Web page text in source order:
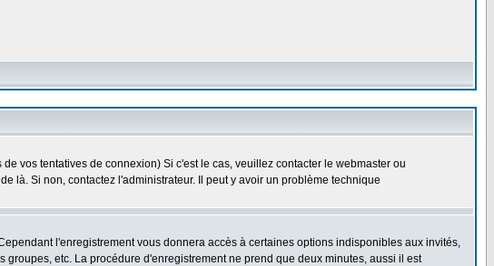
vos tentatives de connexion) Si c'est le cas, veuillez contacter le webmaster ou
là. Si non, contactez l'administrateur. Il peut y avoir un problème technique
l'enregistrement vous donnera accès à certaines options indisponibles aux invités,
etc. La procédure d'enregistrement ne prend que deux minutes, aussi il est